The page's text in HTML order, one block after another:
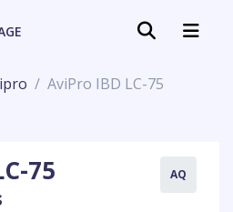
AviPro IBD LC-75
75 AQ